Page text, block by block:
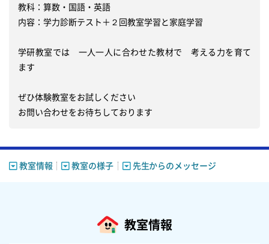
教科：算数・国語・英語
内容：学力診断テスト＋２回教室学習と家庭学習
学研教室では　一人一人に合わせた教材で　考える力を育て
ます
ぜひ体験教室をお試しください
教室情報 教室の様子 先生からのメッセージ
教室情報